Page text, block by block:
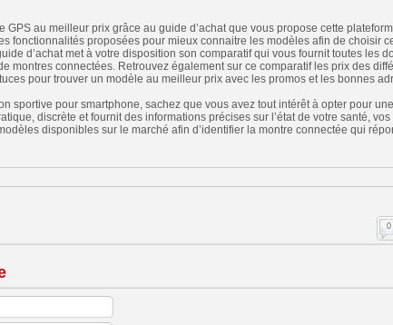
GPS au meilleur prix grâce au guide d’achat que vous propose cette
fonctionnalités proposées pour mieux connaitre les modèles afin de choisir
d’achat met à votre disposition son comparatif qui vous fournit toutes les
montres connectées. Retrouvez également sur ce comparatif les prix des
pour trouver un modèle au meilleur prix avec les promos et les bonnes
sportive pour smartphone, sachez que vous avez tout intérêt à opter pour
discrète et fournit des informations précises sur l’état de votre santé,
disponibles sur le marché afin d’identifier la montre connectée qui
0